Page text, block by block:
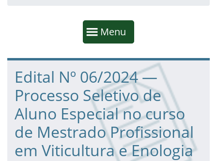
Mostrar
Menu
Fim da navegação
Início do conteúdo
Edital Nº 06/2024 —
Processo Seletivo de
Aluno Especial no curso
de Mestrado Profissional
em Viticultura e Enologia